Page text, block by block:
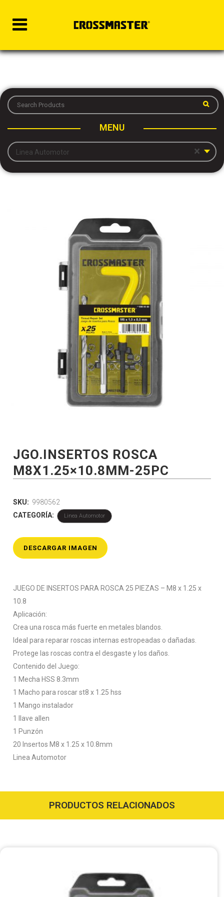
MENU
×
Linea Automotor
JGO.INSERTOS ROSCA
M8X1.25×10.8MM-25PC
SKU: 9980562
CATEGORÍA:
Linea Automotor
DESCARGAR IMAGEN
JUEGO DE INSERTOS PARA ROSCA 25 PIEZAS – M8 x 1.25 x
10.8
Aplicación:
Crea una rosca más fuerte en metales blandos.
Ideal para reparar roscas internas estropeadas o dañadas.
Protege las roscas contra el desgaste y los daños.
Contenido del Juego:
1 Mecha HSS 8.3mm
1 Macho para roscar st8 x 1.25 hss
1 Mango instalador
1 llave allen
1 Punzón
20 Insertos M8 x 1.25 x 10.8mm
Linea Automotor
PRODUCTOS RELACIONADOS